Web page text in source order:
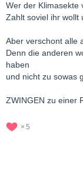
Wer der Klimasekte
Zahlt soviel ihr wollt
Aber verschont alle
Denn die anderen
haben
und nicht zu sowas
ZWINGEN zu einer
5